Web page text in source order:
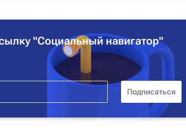
"Социальный навигатор"